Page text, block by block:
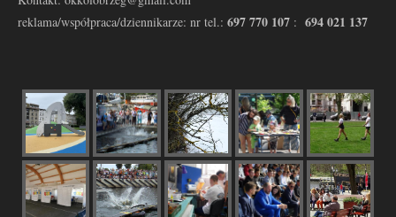
reklama/współpraca/dziennikarze: nr tel.: 697 770 107 : 694 021 137